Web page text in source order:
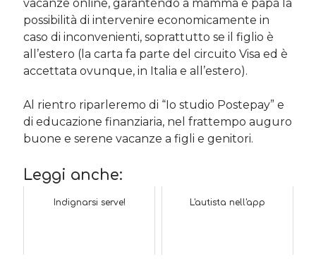
vacanze online, garantendo a mamma e papà la
possibilità di intervenire economicamente in
caso di inconvenienti, soprattutto se il figlio è
all’estero (la carta fa parte del circuito Visa ed è
accettata ovunque, in Italia e all’estero).
Al rientro riparleremo di “Io studio Postepay” e
di educazione finanziaria, nel frattempo auguro
buone e serene vacanze a figli e genitori.
Leggi anche:
Indignarsi serve! L'autista nell'app